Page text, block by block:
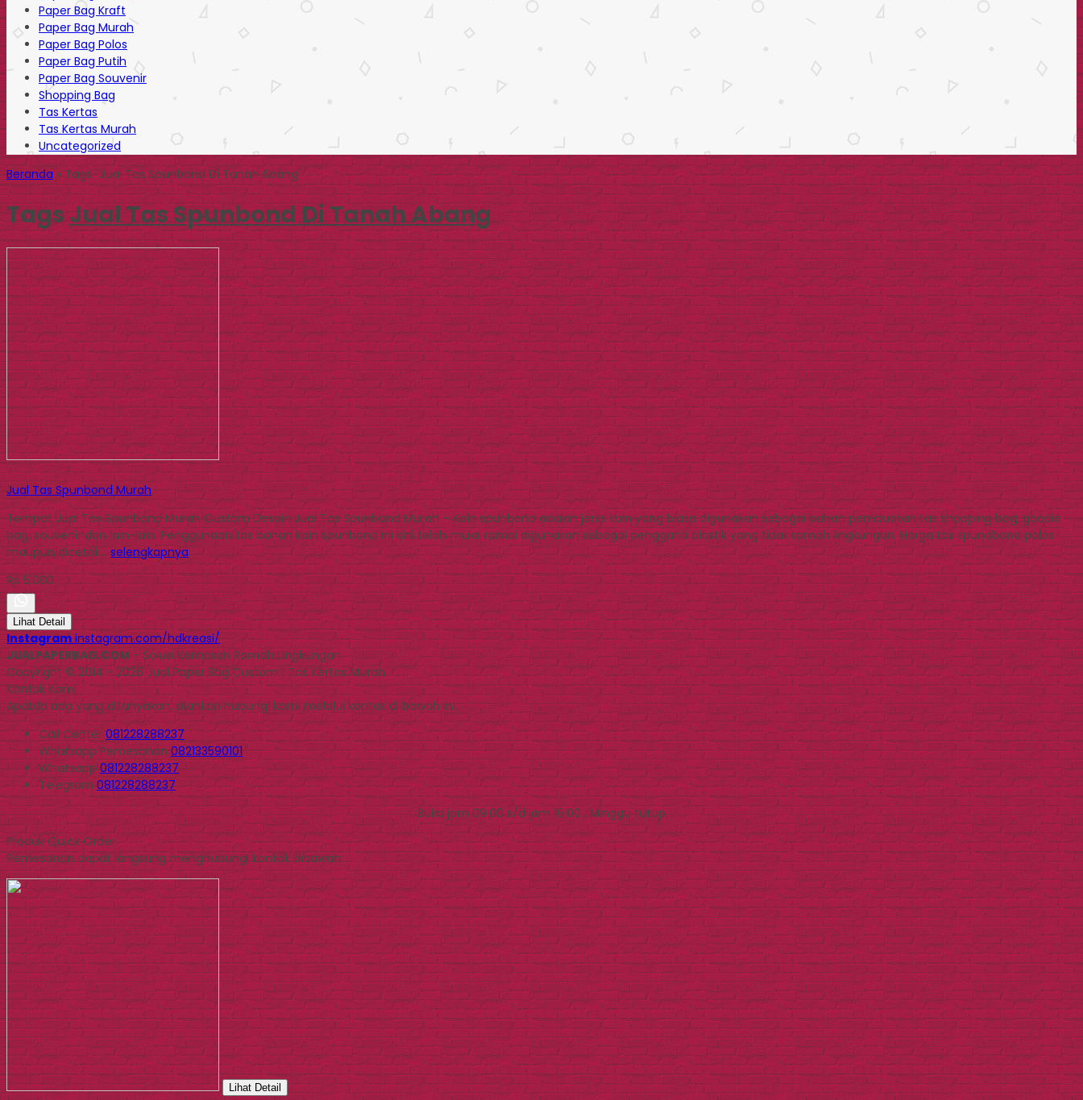
Paper Bag Kraft
Paper Bag Murah
Paper Bag Polos
Paper Bag Putih
Paper Bag Souvenir
Shopping Bag
Tas Kertas
Tas Kertas Murah
Uncategorized
Beranda»Tags "Jual Tas Spunbond Di Tanah Abang"
TagsJual Tas Spunbond Di Tanah Abang
Jual Tas Spunbond Murah
Tempat Jual Tas Spunbond Murah Custom Desain Jual Tas Spunbond Murah – Kain spunbond adalah jenis kain yang biasa digunakan sebagai bahan pembuatan tas shopping bag, goodie
bag, souvenir dan lain-lain. Penggunaan tas bahan kain spunbond ini kini telah mulai ramai digunakan sebagai pengganti plastik yang tidak ramah lingkungan. Harga tas spundbond polos
maupun dicetak…selengkapnya
Rp 5.000
Lihat Detail
Instagram instagram.com/hdkreasi/
JUALPAPERBAG.COM- Solusi Kemasan Ramah Lingkungan
Copyright © 2014 - 2026 Jual Paper Bag Custom | Tas Kertas Murah
Kontak Kami
Apabila ada yang ditanyakan, silahkan hubungi kami melalui kontak di bawah ini.
Call Center081228288237
WhatsappPemesanan 082133590101
Whatsapp081228288237
Telegram081228288237
Buka jam 09.00 s/d jam 16.00 , Minggu tutup
Produk Quick Order
Pemesanan dapat langsung menghubungi kontak dibawah:
Lihat Detail